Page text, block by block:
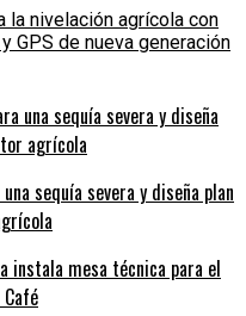
la nivelación agrícola con
GPS de nueva generación
sequía severa y diseña plan